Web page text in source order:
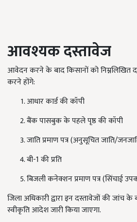
आवश्यक दस्तावेज
आवेदन करने के बाद किसानों को
करने होंगे:
आधार कार्ड की कॉपी
बैंक पासबुक के पहले पृष्ठ की कॉपी
जाति प्रमाण पत्र (अनुसूचित जाति/
बी-1 की प्रति
बिजली कनेक्शन प्रमाण पत्र (सिंचाई
जिला अधिकारी द्वारा इन दस्तावेजों की जांच
स्वीकृति आदेश जारी किया जाएगा.